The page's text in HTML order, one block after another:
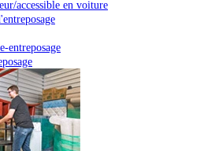
accessible en voiture
entreposage